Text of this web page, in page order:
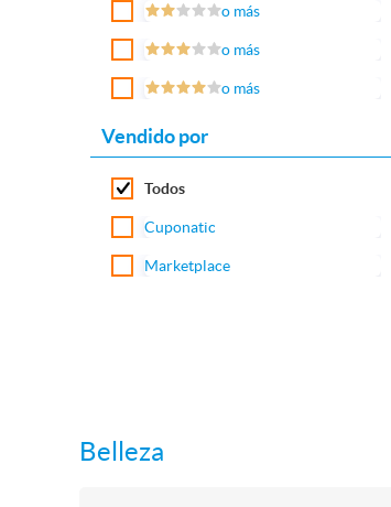
o más
o más
o más
Vendido por
Todos
Cuponatic
Marketplace
Belleza